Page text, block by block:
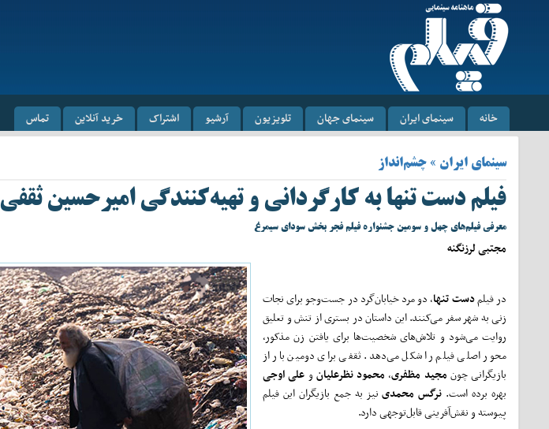
خانه سینمای ایران سینمای جهان تلویزیون آرشیو اشتراک خرید آنلاین تماس
سینمای ایران » چشم‌انداز
فیلم دست تنها به کارگردانی و تهیه‌کنندگی امیرحسین ثقفی
معرفی فیلم‌های چهل و سومین جشنواره فیلم فجر بخش سودای سیمرغ
مجتبی لرزنگنه
در فیلمدست تنها، دو مرد خیابان‌گرد در جست‌وجو برای نجات
زنی به شهر سفر می‌کنند. این داستان در بستری از تنش و تعلیق
روایت می‌شود و تلاش‌های شخصیت‌ها برای یافتن زن مذکور،
محور اصلی فیلم را شکل می‌دهد. ثقفی برای دومین بار از
بازیگرانی چون مجید مظفری، محمود نظرعلیان و علی اوجی
بهره برده است. نرگس محمدینیز به جمع بازیگران این فیلم
پیوسته و نقش‌آفرینی قابل‌توجهی دارد.